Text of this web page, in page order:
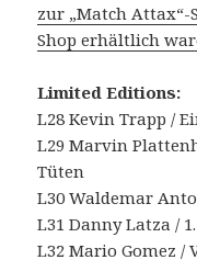
zur „Match Attax“-
Shop erhältlich
Limited Editions:
L28 Kevin Trapp /
L29 Marvin
Tüten
L30 Waldemar
L31 Danny Latza /
L32 Mario Gomez /